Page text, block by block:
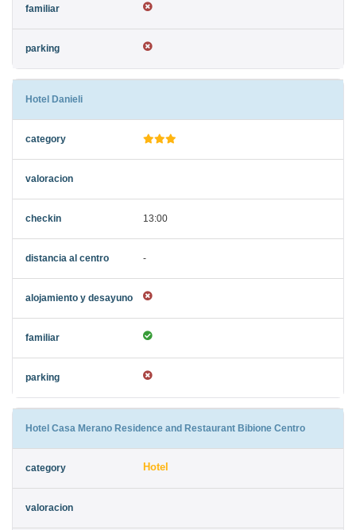
Hotel Danieli
13:00
-
Hotel Casa Merano Residence and Restaurant Bibione Centro
Hotel